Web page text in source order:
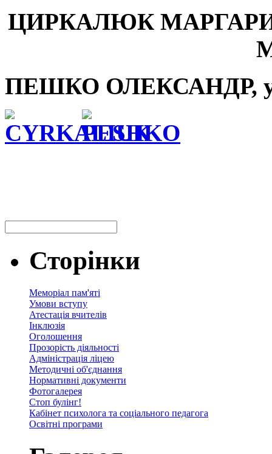
ЦИРКАЛЮК
ПЕШКО ОЛЕКСАНДР,
Сторінки
Меморіал пам'яті
Умови вступу
Атестація вчителів
Інклюзія
Оголошення
Прозорість діяльності
Адміністрація ліцею
Методичні об'єднання
Нормативні документи
Фотогалерея
Стоп булінг!
Кабінет психолога та соціального педагога
Освітні програми